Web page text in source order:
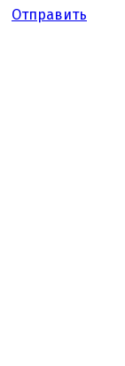
Отправить